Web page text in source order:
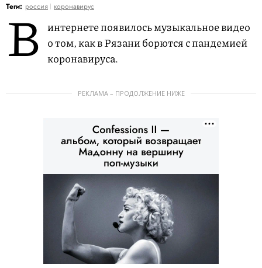
Теги: россия коронавирус
В интернете появилось музыкальное видео
о том, как в Рязани борются с пандемией
коронавируса.
РЕКЛАМА – ПРОДОЛЖЕНИЕ НИЖЕ